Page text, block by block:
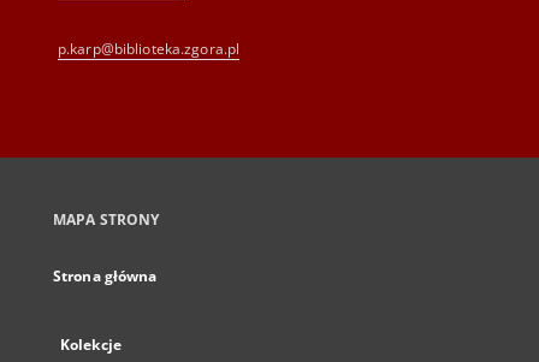
p.karp@biblioteka.zgora.pl
MAPA STRONY
Strona główna
Kolekcje